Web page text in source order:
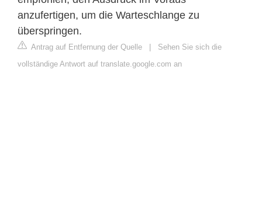
anzufertigen, um die Warteschlange zu
überspringen.
Antrag auf Entfernung der Quelle | Sehen Sie sich die
vollständige Antwort auf translate.google.com an